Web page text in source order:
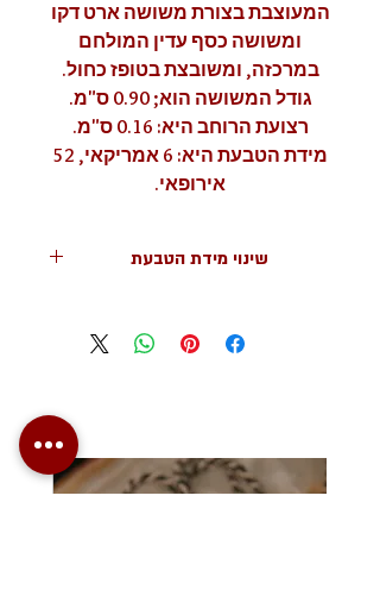
המעוצבת בצורת משושה ארט דקו
ומשושה כסף עדין המולחם
במרכזה, ומשובצת בטופז כחול.
גודל המשושה הוא; 0.90 ס"מ.
רצועת הרוחב היא: 0.16 ס"מ.
מידת הטבעת היא: 6 אמריקאי, 52
אירופאי.
שינוי מידת הטבעת
שינוי מידת הטבעת הוא ללא תשלום.
במקרה שהנכם זקוקים לגודל אחר, ציינו